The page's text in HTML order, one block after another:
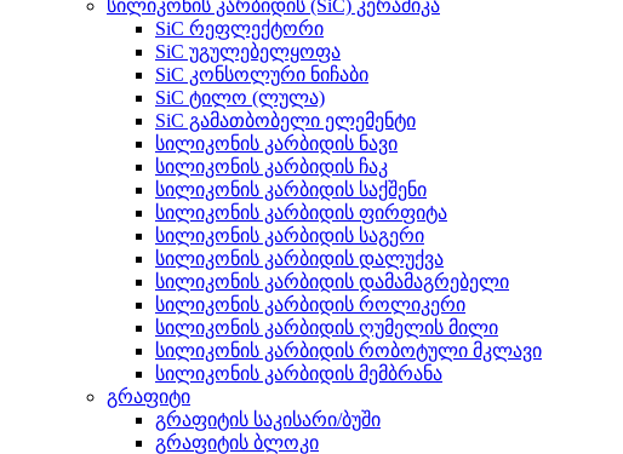
სილიკონის კარბიდის (SiC) კერამიკა
SiC რეფლექტორი
SiC უგულებელყოფა
SiC კონსოლური ნიჩაბი
SiC ტილო (ლულა)
SiC გამათბობელი ელემენტი
სილიკონის კარბიდის ნავი
სილიკონის კარბიდის ჩაკ
სილიკონის კარბიდის საქშენი
სილიკონის კარბიდის ფირფიტა
სილიკონის კარბიდის საგერი
სილიკონის კარბიდის დალუქვა
სილიკონის კარბიდის დამამაგრებელი
სილიკონის კარბიდის როლიკერი
სილიკონის კარბიდის ღუმელის მილი
სილიკონის კარბიდის რობოტული მკლავი
სილიკონის კარბიდის მემბრანა
გრაფიტი
გრაფიტის საკისარი/ბუში
გრაფიტის ბლოკი